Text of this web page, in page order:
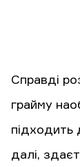
Справді
грайму
підходить
далі,